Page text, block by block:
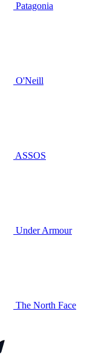
Patagonia
O'Neill
ASSOS
Under Armour
The North Face